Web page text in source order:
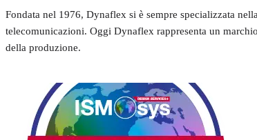
Fondata nel 1976, Dynaflex si è sempre specializzata
telecomunicazioni. Oggi Dynaflex rappresenta un
della produzione.